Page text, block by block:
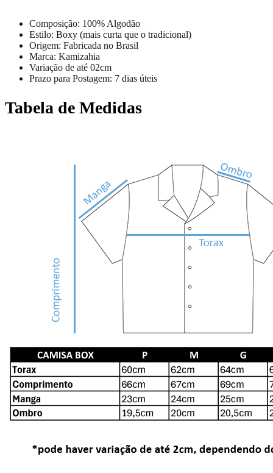
Composição: 100% Algodão
Estilo: Boxy (mais curta que o tradicional)
Origem: Fabricada no Brasil
Marca: Kamizahia
Variação de até 02cm
Prazo para Postagem: 7 dias úteis
Tabela de Medidas